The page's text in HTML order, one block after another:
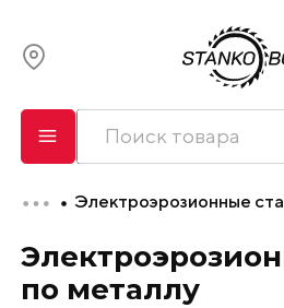
О
Сервис
Электроэрозионные
по металлу